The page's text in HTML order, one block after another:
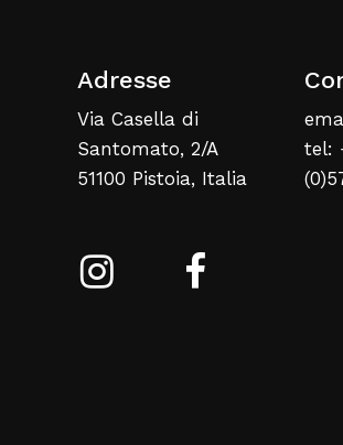
Adresse
Via Casella di
Santomato, 2/A
51100 Pistoia, Italia
tel: